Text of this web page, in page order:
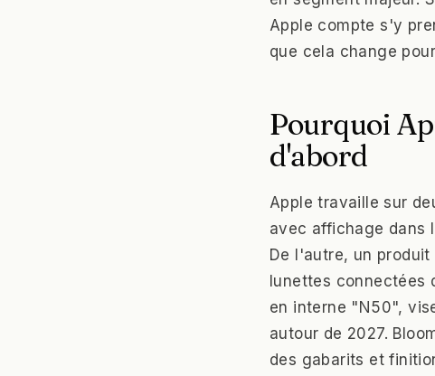
Apple compte s'y
que cela change
Pourquoi
d'abord
Apple travaille sur
avec affichage dans
De l'autre, un
lunettes connectées
en interne "N50",
autour de 2027.
des gabarits et